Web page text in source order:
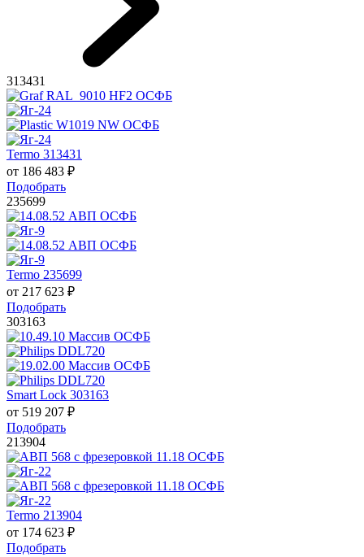
313431
Termo 313431
от 186 483 ₽
Подобрать
235699
Termo 235699
от 217 623 ₽
Подобрать
303163
Smart Lock 303163
от 519 207 ₽
Подобрать
213904
Termo 213904
от 174 623 ₽
Подобрать